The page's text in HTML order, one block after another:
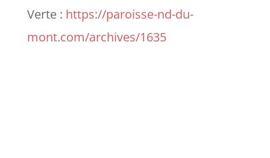
Verte : https://paroisse-nd-du-
mont.com/archives/1635